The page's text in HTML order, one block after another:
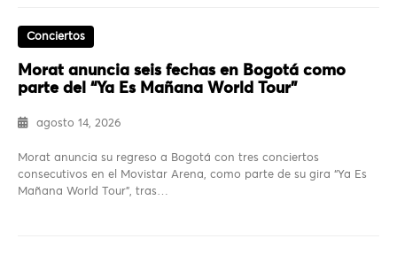
Conciertos
Morat anuncia seis fechas en Bogotá como
parte del “Ya Es Mañana World Tour”
agosto 14, 2026
Morat anuncia su regreso a Bogotá con tres conciertos
consecutivos en el Movistar Arena, como parte de su gira “Ya Es
Mañana World Tour”, tras…